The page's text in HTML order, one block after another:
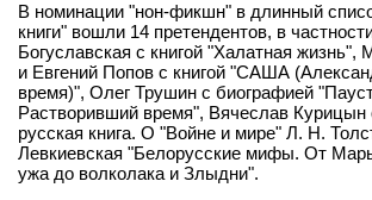
В номинации "нон-фикшн" в длинный
книги" вошли 14 претендентов, в
Богуславская с книгой "Халатная жизнь",
и Евгений Попов с книгой "САША
время)", Олег Трушин с биографией
Растворивший время", Вячеслав Курицын
русская книга. О "Войне и мире" Л. Н.
Левкиевская "Белорусские мифы. От
ужа до волколака и Злыдни".